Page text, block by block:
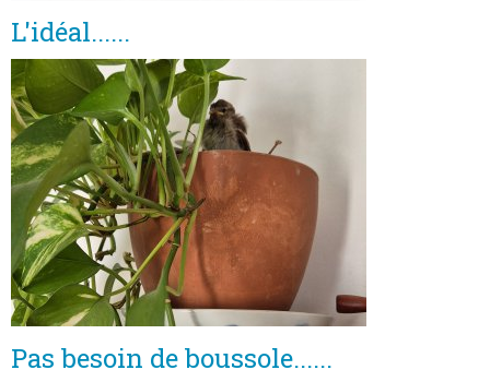
L'idéal......
Pas besoin de boussole......